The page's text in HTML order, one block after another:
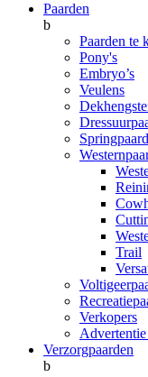
Paarden
b
Paarden te
Pony's
Embryo’s
Veulens
Trail
Verkopers
Advertentie
Verzorgpaarden
b